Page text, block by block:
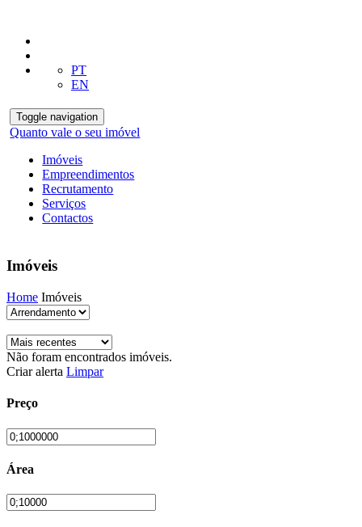
PT
EN
Toggle navigation
Quanto vale o seu imóvel
Imóveis
Empreendimentos
Recrutamento
Serviços
Contactos
Imóveis
Home Imóveis
Não foram encontrados imóveis.
Criar alerta Limpar
Preço
Área